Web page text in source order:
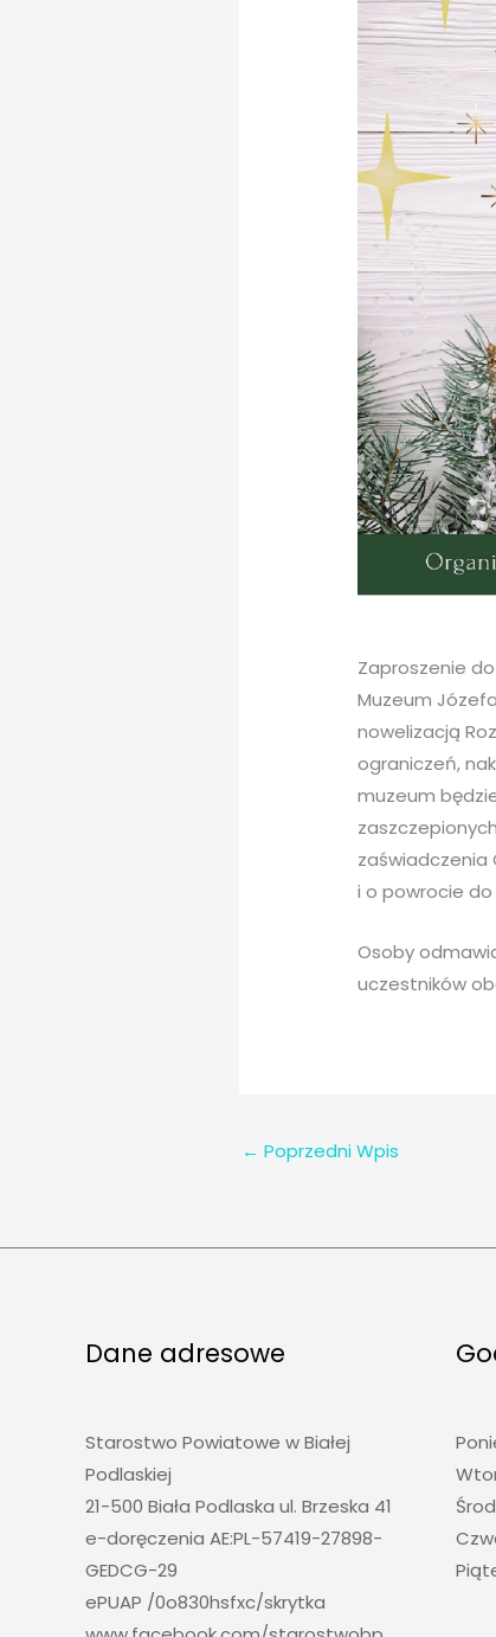
Zaproszenie
Muzeum
nowelizacją
ograniczeń,
muzeum
zaświadczenia
i o powrocie do
Osoby
uczestników
← Poprzedni Wpis
Dane adresowe
Starostwo Powiatowe w Białej
Podlaskiej
21-500 Biała Podlaska ul. Brzeska 41
e-doręczenia AE:PL-57419-27898-
GEDCG-29
ePUAP /0o830hsfxc/skrytka